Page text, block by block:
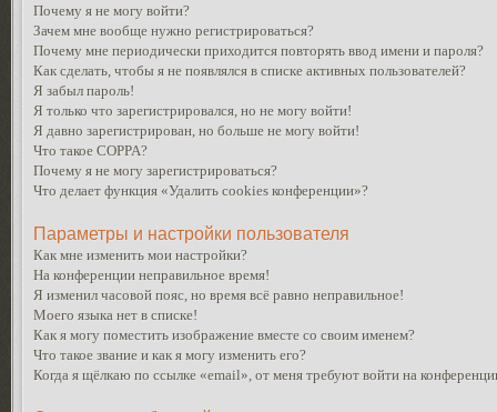
Почему я не могу войти?
Зачем мне вообще нужно регистрироваться?
Почему мне периодически приходится повторять ввод имени и пароля?
Как сделать, чтобы я не появлялся в списке активных пользователей?
Я забыл пароль!
Я только что зарегистрировался, но не могу войти!
Я давно зарегистрирован, но больше не могу войти!
Что такое COPPA?
Почему я не могу зарегистрироваться?
Что делает функция «Удалить cookies конференции»?
Параметры и настройки пользователя
Как мне изменить мои настройки?
На конференции неправильное время!
Я изменил часовой пояс, но время всё равно неправильное!
Моего языка нет в списке!
Как я могу поместить изображение вместе со своим именем?
Что такое звание и как я могу изменить его?
Когда я щёлкаю по ссылке «email», от меня требуют войти на